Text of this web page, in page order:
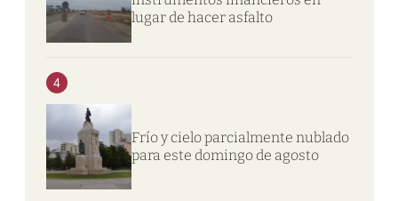
lugar de hacer asfalto
4
Frío y cielo parcialmente nublado
para este domingo de agosto